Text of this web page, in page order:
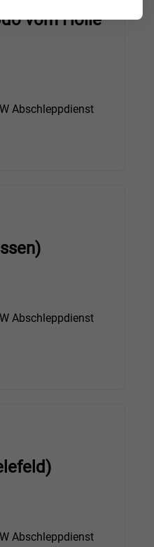
vom Holle
Abschleppdienst
Abschleppdienst
Abschleppdienst